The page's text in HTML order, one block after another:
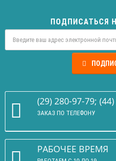
ПОДПИСАТЬСЯ
(29) 280-97-79;
ЗАКАЗ ПО ТЕЛЕФОНУ
РАБОЧЕЕ ВРЕМЯ